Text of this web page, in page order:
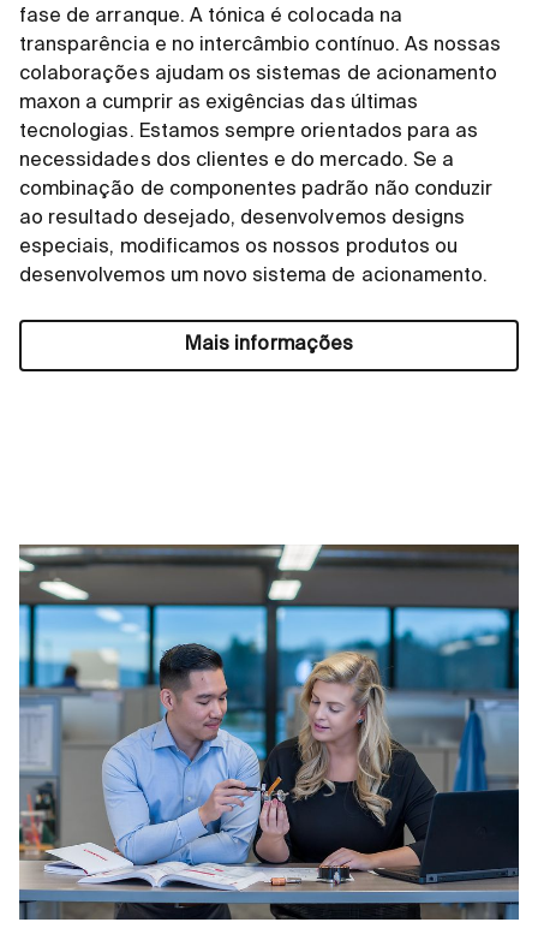
fase de arranque. A tónica é colocada na
transparência e no intercâmbio contínuo. As nossas
colaborações ajudam os sistemas de acionamento
maxon a cumprir as exigências das últimas
tecnologias. Estamos sempre orientados para as
necessidades dos clientes e do mercado. Se a
combinação de componentes padrão não conduzir
ao resultado desejado, desenvolvemos designs
especiais, modificamos os nossos produtos ou
desenvolvemos um novo sistema de acionamento.
Mais informações